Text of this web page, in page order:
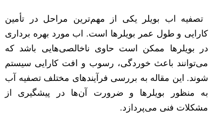
تصفیه اب بویلر یکی از مهم‌ترین مراحل در تأمین
کارایی و طول عمر بویلرها است. اب مورد بهره برداری
در بویلرها ممکن است حاوی ناخالصی‌هایی باشد که
می‌توانند باعث خوردگی، رسوب و افت کارایی سیستم
شوند. این مقاله به بررسی فرآیندهای مختلف تصفیه آب
به منظور بویلرها و ضرورت آن‌ها در پیشگیری از
مشکلات فنی می‌پردازد.